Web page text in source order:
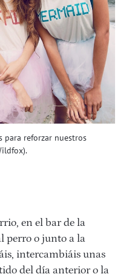
para reforzar nuestros
en el bar de la
perro o junto a la
intercambiáis unas
del día anterior o la